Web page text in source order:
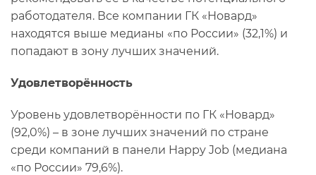
работодателя. Все компании ГК «Новард»
находятся выше медианы «по России» (32,1%) и
попадают в зону лучших значений.
Удовлетворённость
Уровень удовлетворённости по ГК «Новард»
(92,0%) – в зоне лучших значений по стране
среди компаний в панели Happy Job (медиана
«по России» 79,6%).